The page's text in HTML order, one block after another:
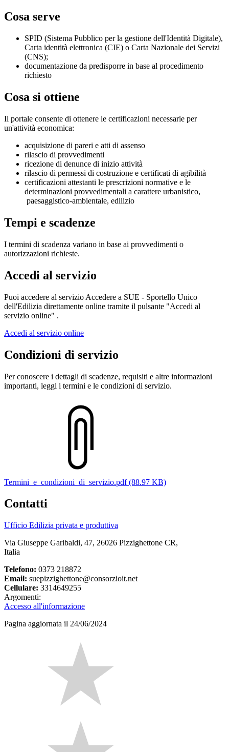
Cosa serve
SPID (Sistema Pubblico per la gestione dell'Identità Digitale),
Carta identità elettronica (CIE) o Carta Nazionale dei Servizi
(CNS);
documentazione da predisporre in base al procedimento
richiesto
Cosa si ottiene
Il portale consente di ottenere le certificazioni necessarie per
un'attività economica:
acquisizione di pareri e atti di assenso
rilascio di provvedimenti
ricezione di denunce di inizio attività
rilascio di permessi di costruzione e certificati di agibilità
certificazioni attestanti le prescrizioni normative e le
determinazioni provvedimentali a carattere urbanistico,
paesaggistico-ambientale, edilizio
Tempi e scadenze
I termini di scadenza variano in base ai provvedimenti o
autorizzazioni richieste.
Accedi al servizio
Puoi accedere al servizio Accedere a SUE - Sportello Unico
dell'Edilizia direttamente online tramite il pulsante "Accedi al
servizio online" .
Accedi al servizio online
Condizioni di servizio
Per conoscere i dettagli di scadenze, requisiti e altre informazioni
importanti, leggi i termini e le condizioni di servizio.
Termini_e_condizioni_di_servizio.pdf (88.97 KB)
Contatti
Ufficio Edilizia privata e produttiva
Via Giuseppe Garibaldi, 47, 26026 Pizzighettone CR,
Italia
Telefono: 0373 218872
Email: suepizzighettone@consorzioit.net
Cellulare: 3314649255
Argomenti:
Accesso all'informazione
Pagina aggiornata il 24/06/2024